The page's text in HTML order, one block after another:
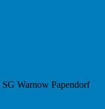
Warnow Papendorf